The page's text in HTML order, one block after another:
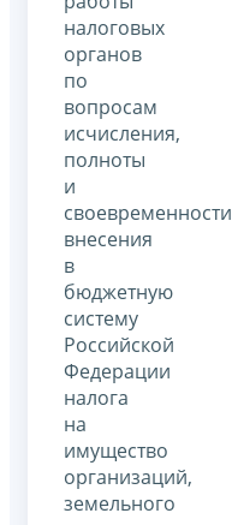
налоговых
органов
по
вопросам
исчисления,
полноты
и
своевременности
внесения
в
бюджетную
систему
Российской
Федерации
налога
на
имущество
организаций,
земельного